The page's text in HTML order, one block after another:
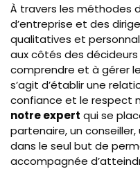
À travers les méthodes
d’entreprise et des
qualitatives et
aux côtés des
comprendre et à gérer
s’agit d’établir une
confiance et le respect
notre expert qui se
partenaire, un
dans le seul but de
accompagnée